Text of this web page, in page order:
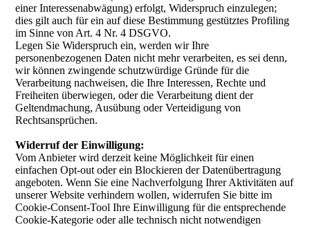
einer Interessenabwägung) erfolgt, Widerspruch einzulegen;
dies gilt auch für ein auf diese Bestimmung gestütztes Profiling
im Sinne von Art. 4 Nr. 4 DSGVO.
Legen Sie Widerspruch ein, werden wir Ihre
personenbezogenen Daten nicht mehr verarbeiten, es sei denn,
wir können zwingende schutzwürdige Gründe für die
Verarbeitung nachweisen, die Ihre Interessen, Rechte und
Freiheiten überwiegen, oder die Verarbeitung dient der
Geltendmachung, Ausübung oder Verteidigung von
Rechtsansprüchen.
Widerruf der Einwilligung:
Vom Anbieter wird derzeit keine Möglichkeit für einen
einfachen Opt-out oder ein Blockieren der Datenübertragung
angeboten. Wenn Sie eine Nachverfolgung Ihrer Aktivitäten auf
unserer Website verhindern wollen, widerrufen Sie bitte im
Cookie-Consent-Tool Ihre Einwilligung für die entsprechende
Cookie-Kategorie oder alle technisch nicht notwendigen